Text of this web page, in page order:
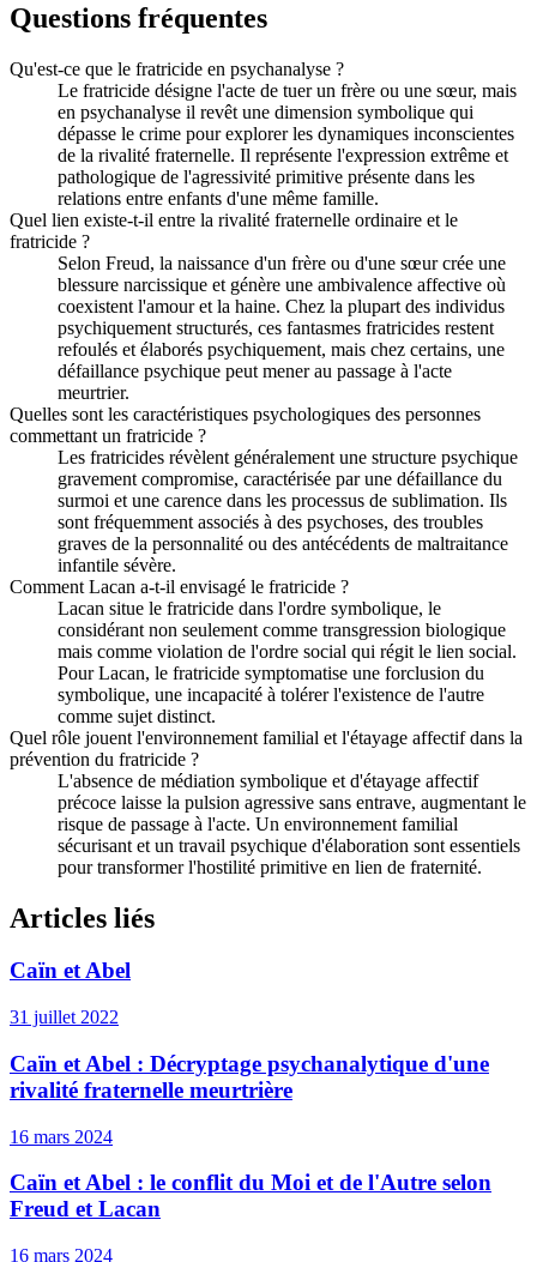
Questions fréquentes
Qu'est-ce que le fratricide en psychanalyse ?
Le fratricide désigne l'acte de tuer un frère ou une sœur, mais
en psychanalyse il revêt une dimension symbolique qui
dépasse le crime pour explorer les dynamiques inconscientes
de la rivalité fraternelle. Il représente l'expression extrême et
pathologique de l'agressivité primitive présente dans les
relations entre enfants d'une même famille.
Quel lien existe-t-il entre la rivalité fraternelle ordinaire et le
fratricide ?
Selon Freud, la naissance d'un frère ou d'une sœur crée une
blessure narcissique et génère une ambivalence affective où
coexistent l'amour et la haine. Chez la plupart des individus
psychiquement structurés, ces fantasmes fratricides restent
refoulés et élaborés psychiquement, mais chez certains, une
défaillance psychique peut mener au passage à l'acte
meurtrier.
Quelles sont les caractéristiques psychologiques des personnes
commettant un fratricide ?
Les fratricides révèlent généralement une structure psychique
gravement compromise, caractérisée par une défaillance du
surmoi et une carence dans les processus de sublimation. Ils
sont fréquemment associés à des psychoses, des troubles
graves de la personnalité ou des antécédents de maltraitance
infantile sévère.
Comment Lacan a-t-il envisagé le fratricide ?
Lacan situe le fratricide dans l'ordre symbolique, le
considérant non seulement comme transgression biologique
mais comme violation de l'ordre social qui régit le lien social.
Pour Lacan, le fratricide symptomatise une forclusion du
symbolique, une incapacité à tolérer l'existence de l'autre
comme sujet distinct.
Quel rôle jouent l'environnement familial et l'étayage affectif dans la
prévention du fratricide ?
L'absence de médiation symbolique et d'étayage affectif
précoce laisse la pulsion agressive sans entrave, augmentant le
risque de passage à l'acte. Un environnement familial
sécurisant et un travail psychique d'élaboration sont essentiels
pour transformer l'hostilité primitive en lien de fraternité.
Articles liés
Caïn et Abel
31 juillet 2022
Caïn et Abel : Décryptage psychanalytique d'une
rivalité fraternelle meurtrière
16 mars 2024
Caïn et Abel : le conflit du Moi et de l'Autre selon
Freud et Lacan
16 mars 2024